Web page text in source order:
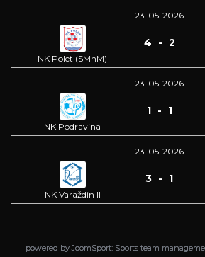
23-05-2026
NK Polet (SMnM)
4 - 2
23-05-2026
NK Podravina
1 - 1
23-05-2026
NK Varaždin II
3 - 1
powered byJoomSport: Sports team
powered byJoomSport: Sports team